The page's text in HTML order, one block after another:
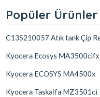
Popüler Ürünler
C13S210057 Atık tank Çip
Kyocera Ecosys MA3500cifx
Kyocera ECOSYS MA4500x
Kyocera Taskalfa MZ3501ci